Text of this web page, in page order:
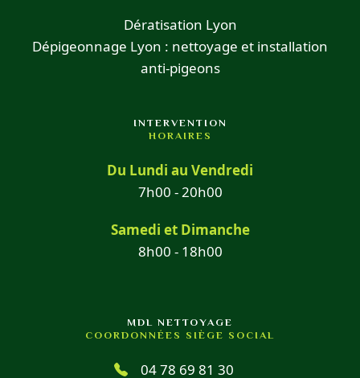
Dératisation Lyon
Dépigeonnage Lyon : nettoyage et installation
anti-pigeons
INTERVENTION
HORAIRES
Du Lundi au Vendredi
7h00 - 20h00
Samedi et Dimanche
8h00 - 18h00
MDL NETTOYAGE
COORDONNÉES SIÈGE SOCIAL
04 78 69 81 30